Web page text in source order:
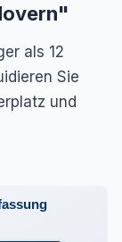
als 12
Sie
und